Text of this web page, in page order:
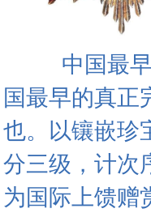
中国最早的
国最早的真正
也。以镶嵌珍
分三级，计次
为国际上馈赠